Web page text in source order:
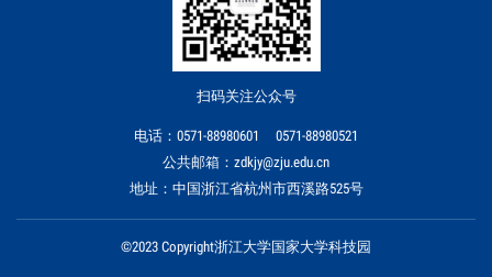
扫码关注公众号
电话：0571-88980601 0571-88980521
公共邮箱：zdkjy@zju.edu.cn
地址：中国浙江省杭州市西溪路525号
©2023 Copyright浙江大学国家大学科技园